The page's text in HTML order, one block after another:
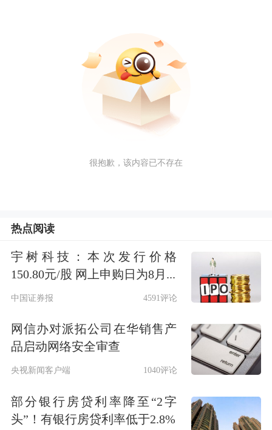
很抱歉，该内容已不存在
热点阅读
宇树科技：本次发行价格
150.80元/股 网上申购日为8月...
中国证券报 4591评论
网信办对派拓公司在华销售产
品启动网络安全审查
央视新闻客户端 1040评论
部分银行房贷利率降至“2字
头”！有银行房贷利率低于2.8%